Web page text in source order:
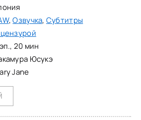
,Озвучка, Субтитры
20 мин
Юсукэ
Jane